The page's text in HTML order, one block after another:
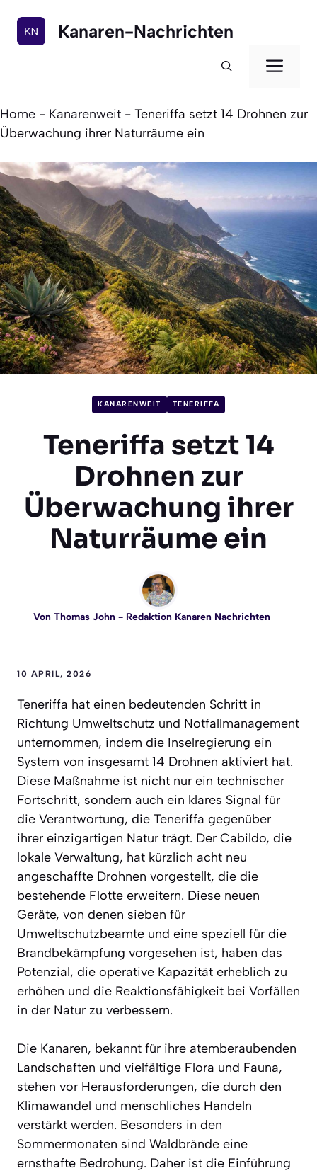
Inhalt
springen
Kanaren-Nachrichten
Home - Kanarenweit - Teneriffa setzt 14 Drohnen zur
Überwachung ihrer Naturräume ein
KANARENWEIT TENERIFFA
Teneriffa setzt 14
Drohnen zur
Überwachung ihrer
Naturräume ein
Von Thomas John- Redaktion Kanaren Nachrichten
10 APRIL, 2026
Teneriffa hat einen bedeutenden Schritt in
Richtung Umweltschutz und Notfallmanagement
unternommen, indem die Inselregierung ein
System von insgesamt 14 Drohnen aktiviert hat.
Diese Maßnahme ist nicht nur ein technischer
Fortschritt, sondern auch ein klares Signal für
die Verantwortung, die Teneriffa gegenüber
ihrer einzigartigen Natur trägt. Der Cabildo, die
lokale Verwaltung, hat kürzlich acht neu
angeschaffte Drohnen vorgestellt, die die
bestehende Flotte erweitern. Diese neuen
Geräte, von denen sieben für
Umweltschutzbeamte und eine speziell für die
Brandbekämpfung vorgesehen ist, haben das
Potenzial, die operative Kapazität erheblich zu
erhöhen und die Reaktionsfähigkeit bei Vorfällen
in der Natur zu verbessern.
Die Kanaren, bekannt für ihre atemberaubenden
Landschaften und vielfältige Flora und Fauna,
stehen vor Herausforderungen, die durch den
Klimawandel und menschliches Handeln
verstärkt werden. Besonders in den
Sommermonaten sind Waldbrände eine
ernsthafte Bedrohung. Daher ist die Einführung